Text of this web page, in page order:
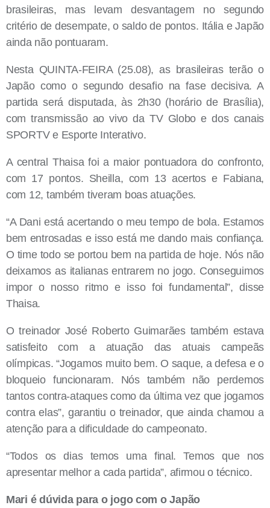
brasileiras, mas levam desvantagem no segundo
critério de desempate, o saldo de pontos. Itália e Japão
ainda não pontuaram.
Nesta QUINTA-FEIRA (25.08), as brasileiras terão o
Japão como o segundo desafio na fase decisiva. A
partida será disputada, às 2h30 (horário de Brasília),
com transmissão ao vivo da TV Globo e dos canais
SPORTV e Esporte Interativo.
A central Thaisa foi a maior pontuadora do confronto,
com 17 pontos. Sheilla, com 13 acertos e Fabiana,
com 12, também tiveram boas atuações.
“A Dani está acertando o meu tempo de bola. Estamos
bem entrosadas e isso está me dando mais confiança.
O time todo se portou bem na partida de hoje. Nós não
deixamos as italianas entrarem no jogo. Conseguimos
impor o nosso ritmo e isso foi fundamental”, disse
Thaisa.
O treinador José Roberto Guimarães também estava
satisfeito com a atuação das atuais campeãs
olímpicas. “Jogamos muito bem. O saque, a defesa e o
bloqueio funcionaram. Nós também não perdemos
tantos contra-ataques como da última vez que jogamos
contra elas”, garantiu o treinador, que ainda chamou a
atenção para a dificuldade do campeonato.
“Todos os dias temos uma final. Temos que nos
apresentar melhor a cada partida”, afirmou o técnico.
Mari é dúvida para o jogo com o Japão